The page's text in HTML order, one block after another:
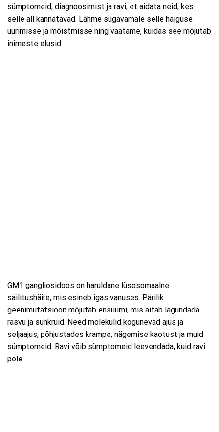
sümptomeid, diagnoosimist ja ravi, et aidata neid, kes
selle all kannatavad. Lähme sügavamale selle haiguse
uurimisse ja mõistmisse ning vaatame, kuidas see mõjutab
inimeste elusid.
GM1 gangliosidoos on haruldane lüsosomaalne
säilitushäire, mis esineb igas vanuses. Pärilik
geenimutatsioon mõjutab ensüümi, mis aitab lagundada
rasvu ja suhkruid. Need molekulid kogunevad ajus ja
seljaajus, põhjustades krampe, nägemise kaotust ja muid
sümptomeid. Ravi võib sümptomeid leevendada, kuid ravi
pole.